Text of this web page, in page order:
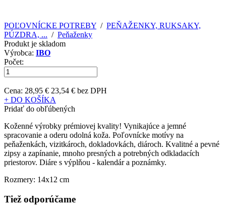
POĽOVNÍCKE POTREBY / PEŇAŽENKY, RUKSAKY,
PÚZDRA, ... / Peňaženky
Produkt je skladom
Výrobca: IBO
Počet:
Cena: 28,95 € 23,54 € bez DPH
+ DO KOŠÍKA
Pridať do obľúbených
Koženné výrobky prémiovej kvality! Vynikajúce a jemné
spracovanie a oderu odolná koža. Poľovnícke motívy na
peňaženkách, vizitkároch, dokladovkách, diároch. Kvalitné a pevné
zipsy a zapínanie, mnoho presných a potrebných odkladacích
priestorov. Diáre s výplňou - kalendár a poznámky.
Rozmery: 14x12 cm
Tiež odporúčame